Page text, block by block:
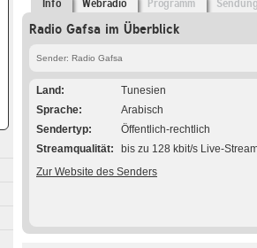
Info Webradio Programm
Radio Gafsa im Überblick
Sender: Radio Gafsa
Land
Tunesien
Sprache
Arabisch
Sendertyp
Öffentlich-rechtlich
Streamqualität
bis zu 128 kbit/s Live-
Zur Website des Senders